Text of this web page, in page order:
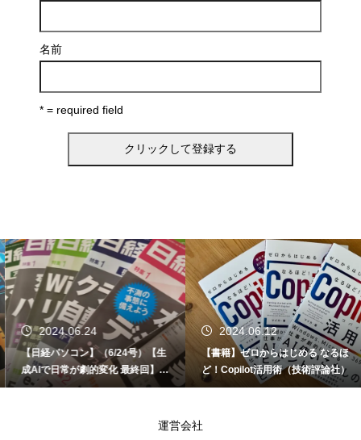
名前
* = required field
2024.06.24
【日経パソコン】（6/24号）【生
成AIで日常が劇的変化 最終回】 A
I時代のアプリケーション／サービ
2024.06.12
【書籍】ゼロからはじめる なるほ
ど！Copilot活用術（技術評論社）
運営会社